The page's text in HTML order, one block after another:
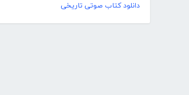
دانلود کتاب صوتی تاریخی